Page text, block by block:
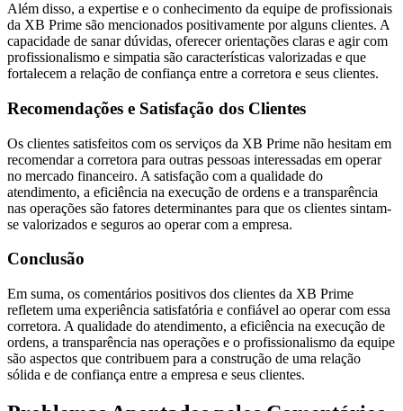
Além disso, a expertise e o conhecimento da equipe de profissionais
da XB Prime são mencionados positivamente por alguns clientes. A
capacidade de sanar dúvidas, oferecer orientações claras e agir com
profissionalismo e simpatia são características valorizadas e que
fortalecem a relação de confiança entre a corretora e seus clientes.
Recomendações e Satisfação dos Clientes
Os clientes satisfeitos com os serviços da XB Prime não hesitam em
recomendar a corretora para outras pessoas interessadas em operar
no mercado financeiro. A satisfação com a qualidade do
atendimento, a eficiência na execução de ordens e a transparência
nas operações são fatores determinantes para que os clientes sintam-
se valorizados e seguros ao operar com a empresa.
Conclusão
Em suma, os comentários positivos dos clientes da XB Prime
refletem uma experiência satisfatória e confiável ao operar com essa
corretora. A qualidade do atendimento, a eficiência na execução de
ordens, a transparência nas operações e o profissionalismo da equipe
são aspectos que contribuem para a construção de uma relação
sólida e de confiança entre a empresa e seus clientes.